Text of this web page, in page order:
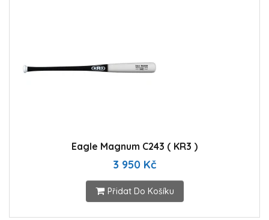
Eagle Magnum C243 ( KR3 )
3 950 Kč
Přidat Do Košíku